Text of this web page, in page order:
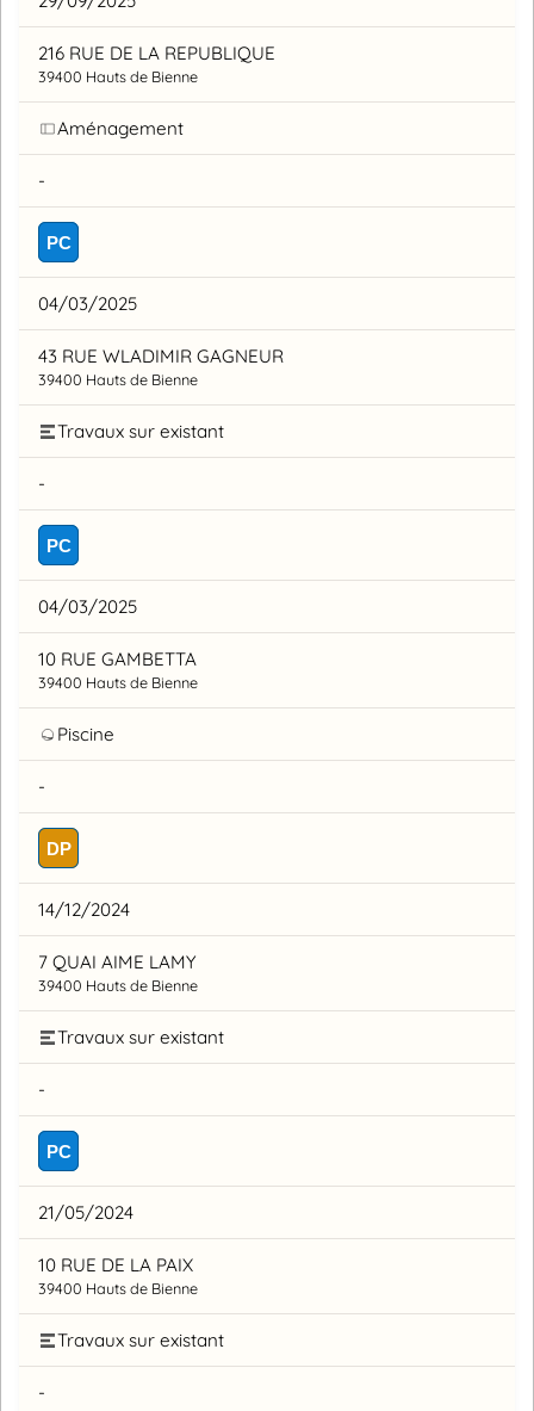
216 RUE DE LA REPUBLIQUE
39400 Hauts de Bienne
Aménagement
-
PC
04/03/2025
43 RUE WLADIMIR GAGNEUR
39400 Hauts de Bienne
Travaux sur existant
-
PC
04/03/2025
10 RUE GAMBETTA
39400 Hauts de Bienne
Piscine
-
DP
14/12/2024
7 QUAI AIME LAMY
39400 Hauts de Bienne
Travaux sur existant
-
PC
21/05/2024
10 RUE DE LA PAIX
39400 Hauts de Bienne
Travaux sur existant
-